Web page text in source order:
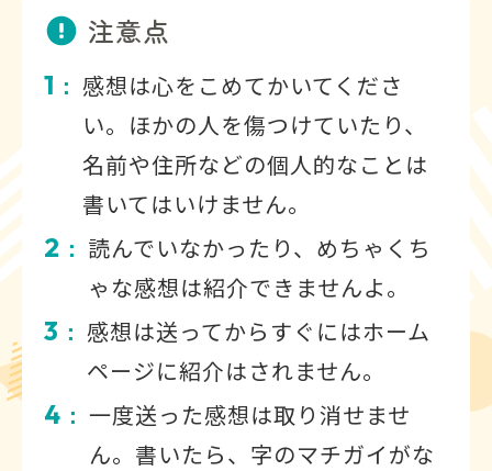
注意点
1 ： 感想は心をこめてかいてくださ
い。ほかの人を傷つけていたり、
名前や住所などの個人的なことは
書いてはいけません。
2 ： 読んでいなかったり、めちゃくち
ゃな感想は紹介できませんよ。
3 ： 感想は送ってからすぐにはホーム
ページに紹介はされません。
4 ： 一度送った感想は取り消せませ
ん。書いたら、字のマチガイがな